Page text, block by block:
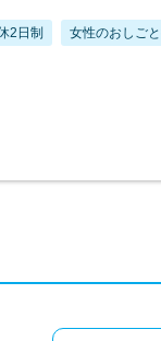
2日制 女性のおしご